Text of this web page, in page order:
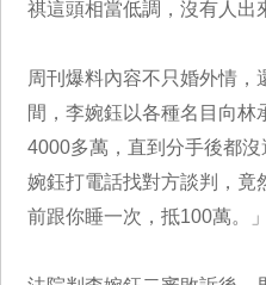
祺這頭相當低調，沒有人出
周刊爆料內容不只婚外情，
間，李婉鈺以各種名目向林
4000多萬，直到分手後都
婉鈺打電話找對方談判，竟
前跟你睡一次，抵100萬。」